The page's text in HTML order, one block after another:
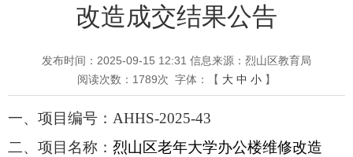
改造成交结果公告
发布时间：2025-09-15 12:31 信息来源：烈山区教育局
阅读次数： 1789次 字体：【 大 中 小 】
一、 项目编号： AHHS-2025-43
二、 项目名称： 烈山区老年大学办公楼维修改造